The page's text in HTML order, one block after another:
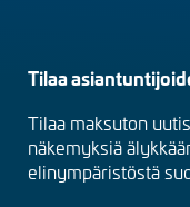
Tilaa
Tilaa maksuton
näkemyksiä
elinympäristöstä